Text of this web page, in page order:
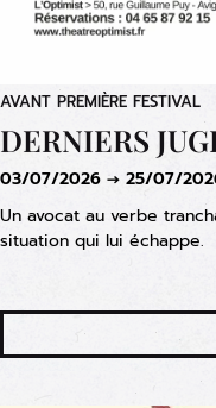
AVANT PREMIÈRE FESTIVAL
DERNIERS
03/07/2026 → 25/07/
Un avocat au verbe
situation qui lui échappe.